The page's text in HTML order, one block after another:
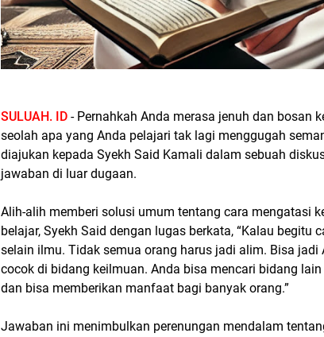
SULUAH. ID - Pernahkah Anda merasa jenuh dan bosan
seolah apa yang Anda pelajari tak lagi menggugah
diajukan kepada Syekh Said Kamali dalam sebuah
jawaban di luar dugaan.
Alih-alih memberi solusi umum tentang cara mengatasi
belajar, Syekh Said dengan lugas berkata, “Kalau begitu
selain ilmu. Tidak semua orang harus jadi alim. Bisa jadi
cocok di bidang keilmuan. Anda bisa mencari bidang
dan bisa memberikan manfaat bagi banyak orang.”
Jawaban ini menimbulkan perenungan mendalam